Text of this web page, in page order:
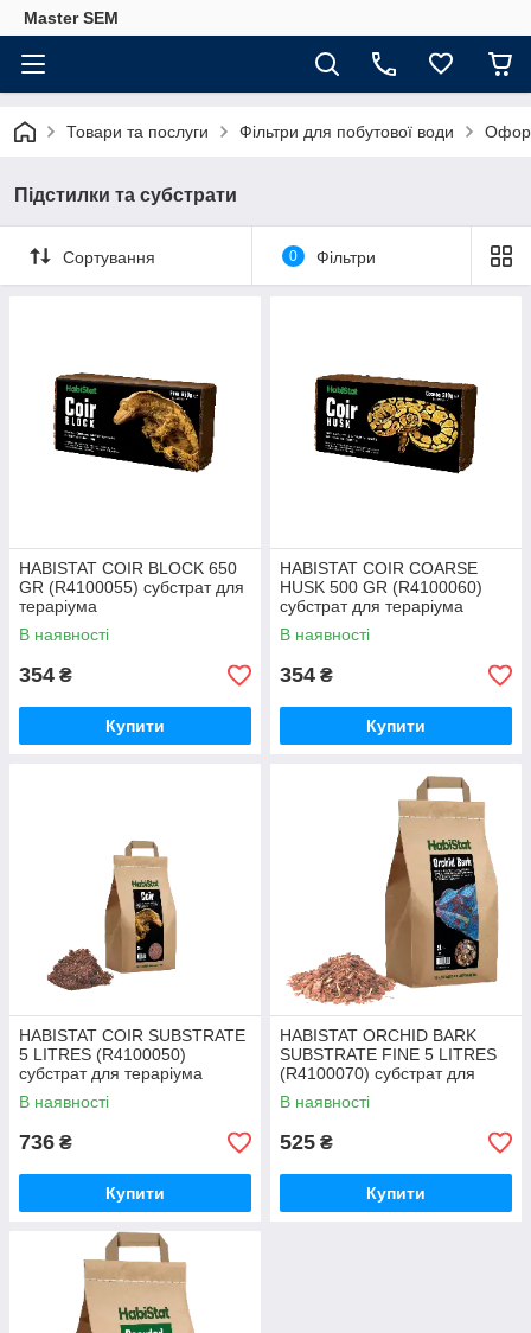
Master SEM
Товари та послуги Фільтри для побутової води
Підстилки та субстрати
Сортування 0 Фільтри
HABISTAT COIR BLOCK 650
GR (R4100055) субстрат для
тераріума
В наявності
354 ₴
Купити
HABISTAT COIR COARSE
HUSK 500 GR (R4100060)
субстрат для тераріума
В наявності
354 ₴
Купити
HABISTAT COIR SUBSTRATE
5 LITRES (R4100050)
субстрат для тераріума
В наявності
736 ₴
Купити
HABISTAT ORCHID BARK
SUBSTRATE FINE 5 LITRES
(R4100070) субстрат для
тераріума
В наявності
525 ₴
Купити